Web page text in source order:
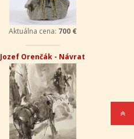
Aktuálna cena: 700 €
Jozef Orenčák - Návrat